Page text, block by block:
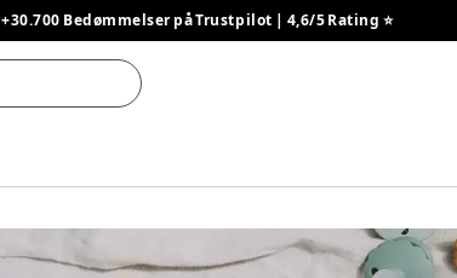
+30.700 Bedømmelser på Trustpilot | 4,6/5 Rating ⭐️